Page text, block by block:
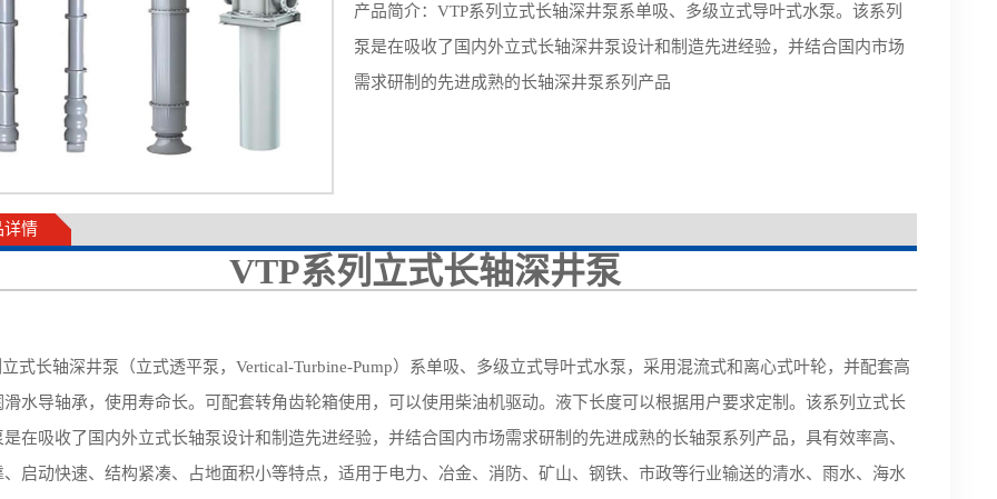
产品简介：VTP系列立式长轴深井泵系单吸、多级立式导叶式水泵。该系列
泵是在吸收了国内外立式长轴深井泵设计和制造先进经验，并结合国内市场
需求研制的先进成熟的长轴深井泵系列产品
详情
VTP系列立式长轴深井泵
式长轴深井泵 （立式透平泵，Vertical-Turbine-Pump） 系单吸、多级立式导叶式水泵，采用混流式和离心式叶轮，并配套高
滑水导轴承，使用寿命长。可配套转角齿轮箱使用，可以使用柴油机驱动。液下长度可以根据用户要求定制。该系列立式长
在吸收了国内外立式长轴泵设计和制造先进经验，并结合国内市场需求研制的先进成熟的长轴泵系列产品，具有效率高、
、启动快速、结构紧凑、占地面积小等特点，适用于电力、冶金、消防、矿山、钢铁、市政等行业输送的清水、雨水、海水